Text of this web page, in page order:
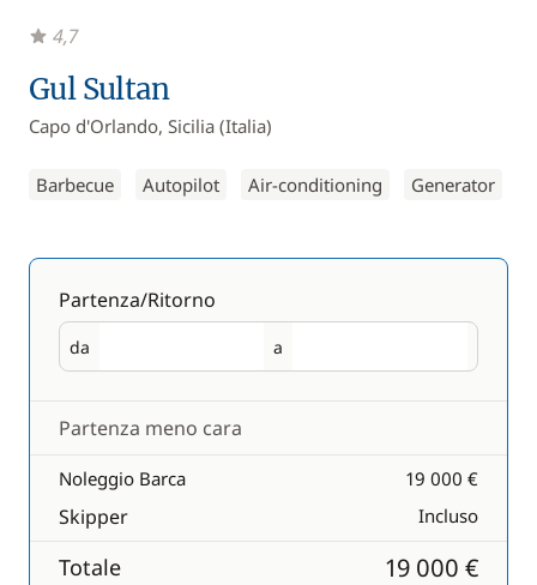
Gul Sultan
Capo d'Orlando, Sicilia (Italia)
Barbecue Autopilot Air-conditioning Generator
4,7
Partenza/Ritorno
da
Partenza a
Ritorno
Partenza meno cara
Noleggio Barca 19 000 €
Skipper Incluso
Totale 19 000 €